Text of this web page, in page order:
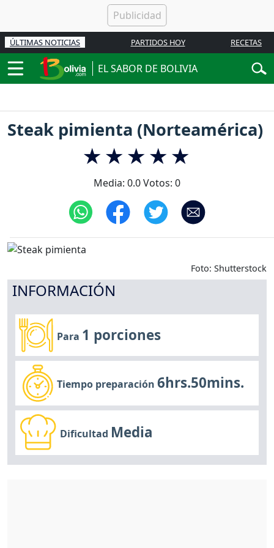
ÚLTIMAS NOTICIAS PARTIDOS HOY RECETAS
EL SABOR DE BOLIVIA
Steak pimienta (Norteamérica)
Media: 0.0Votos: 0
Foto: Shutterstock
INFORMACIÓN
Para 1 porciones
Tiempo preparación6hrs.50mins.
Dificultad Media